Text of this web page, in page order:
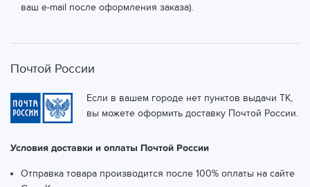
ваш e-mail после оформления заказа).
Почтой России
Если в вашем городе нет пунктов выдачи ТК,
вы можете оформить доставку Почтой России.
Условия доставки и оплаты Почтой России
Отправка товара производится после 100% оплаты на сайте